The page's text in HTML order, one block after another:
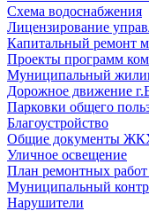
Схема водоснабжения
Лицензирование
Капитальный ремонт
Проекты программ
Муниципальный
Дорожное движение
Парковки общего
Благоустройство
Общие документы
Уличное освещение
План ремонтных
Муниципальный
Нарушители